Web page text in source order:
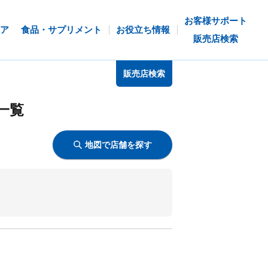
食品・サプリメント お役立ち情報
お客様サポート
販売店検索
販売店検索
覧
地図で店舗を探す